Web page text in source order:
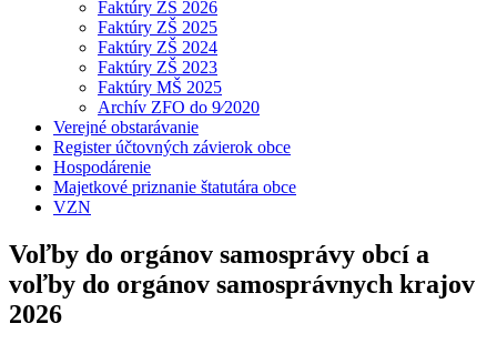
Faktúry ZŠ 2026
Faktúry ZŠ 2025
Faktúry ZŠ 2024
Faktúry ZŠ 2023
Faktúry MŠ 2025
Archív ZFO do 9⁄2020
Verejné obstarávanie
Register účtovných závierok obce
Hospodárenie
Majetkové priznanie štatutára obce
VZN
Voľby do orgánov samosprávy obcí a
voľby do orgánov samosprávnych krajov
2026